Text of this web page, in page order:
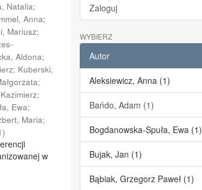
Natalia;
Anna;
Mariusz;
Aldona;
; Kuberski,
;
;
Ewa;
Maria;
)
w
Zaloguj
WYBIERZ
Autor
Aleksiewicz, Anna (1)
Bańdo, Adam (1)
Bogdanowska-Spuła, Ewa (1)
Bujak, Jan (1)
Bąbiak, Grzegorz Paweł (1)